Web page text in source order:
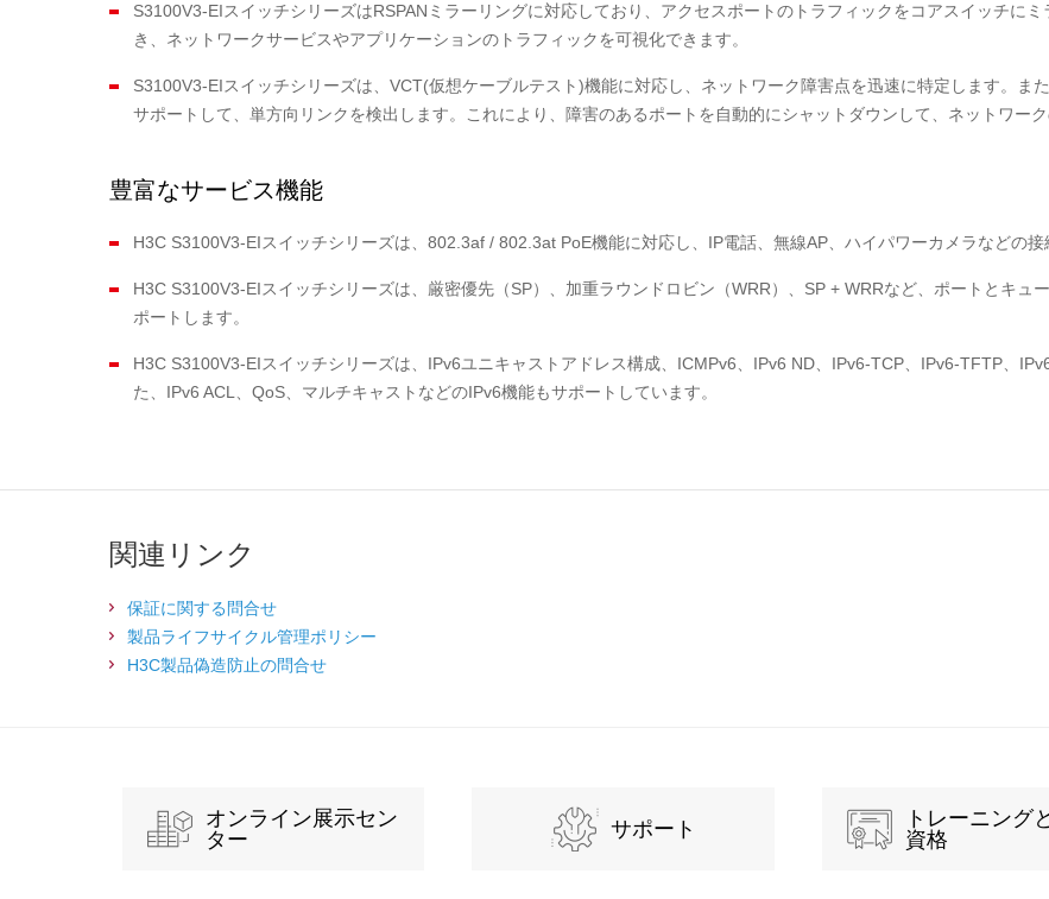
S3100V3-EIスイッチシリーズはRSPANミラーリングに対応しており、アクセスポートのトラフィックをコアスイッチに
き、ネットワークサービスやアプリケーションのトラフィックを可視化できます。
S3100V3-EIスイッチシリーズは、VCT(仮想ケーブルテスト)機能に対応し、ネットワーク障害点を迅速に特定します。ま
サポートして、単方向リンクを検出します。これにより、障害のあるポートを自動的にシャットダウンして、ネットワーク
豊富なサービス機能
H3C S3100V3-EIスイッチシリーズは、802.3af / 802.3at PoE機能に対応し、IP電話、無線AP、ハイパワーカメラなどの
H3C S3100V3-EIスイッチシリーズは、厳密優先（SP）、加重ラウンドロビン（WRR）、SP + WRRなど、ポートとキュ
ポートします。
H3C S3100V3-EIスイッチシリーズは、IPv6ユニキャストアドレス構成、ICMPv6、IPv6 ND、IPv6-TCP、IPv6-TFTP、
た、IPv6 ACL、QoS、マルチキャストなどのIPv6機能もサポートしています。
関連リンク
保証に関する問合せ
製品ライフサイクル管理ポリシー
H3C製品偽造防止の問合せ
オンライン展示セン
ター
サポート
トレーニング
資格